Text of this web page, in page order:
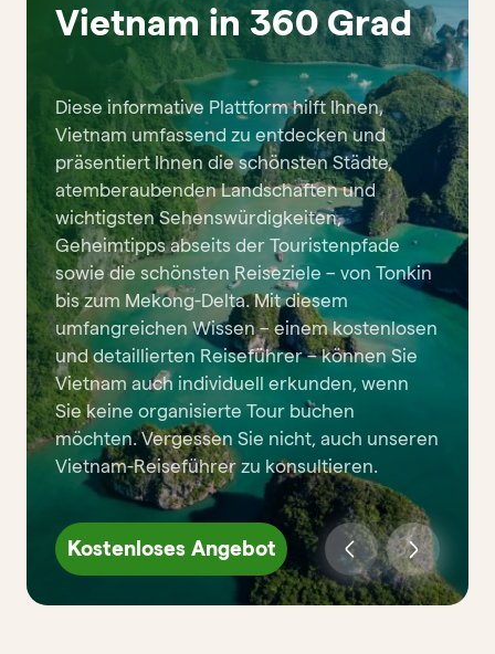
Vietnam in 360 Grad
Diese informative Plattform hilft Ihnen,
Vietnam umfassend zu entdecken und
präsentiert Ihnen die schönsten Städte,
atemberaubenden Landschaften und
wichtigsten Sehenswürdigkeiten,
Geheimtipps abseits der Touristenpfade
sowie die schönsten Reiseziele – von Tonkin
bis zum Mekong-Delta. Mit diesem
umfangreichen Wissen – einem kostenlosen
und detaillierten Reiseführer – können Sie
Vietnam auch individuell erkunden, wenn
Sie keine organisierte Tour buchen
möchten. Vergessen Sie nicht, auch unseren
Vietnam-Reiseführer zu konsultieren.
Kostenloses Angebot